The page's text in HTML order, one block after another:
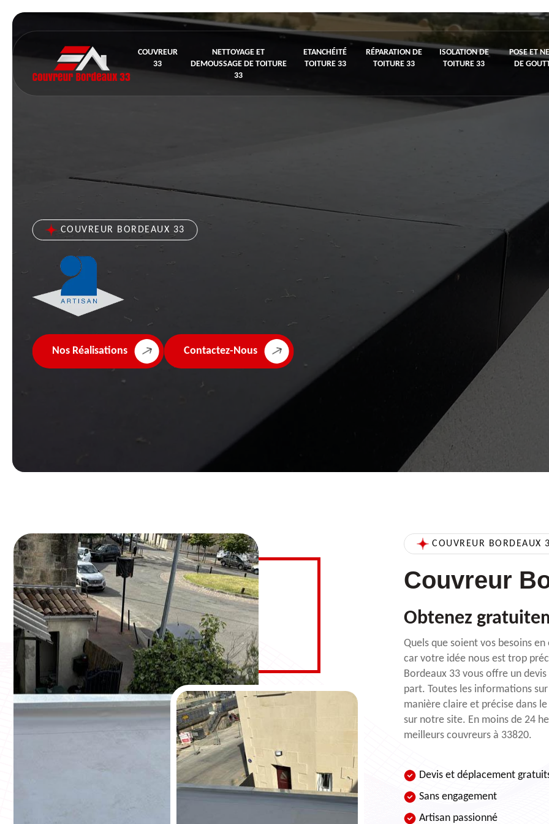
COUVREUR
33
NETTOYAGE ET
DEMOUSSAGE DE TOITURE
33
ETANCHÉITÉ
TOITURE 33
RÉPARATION DE
TOITURE 33
ISOLATION DE
TOITURE 33
POSE ET
DE
COUVREUR BORDEAUX 33
Nos Réalisations Contactez-Nous
COUVREUR BORDEAUX
Couvreur
Obtenez
Quels que soient vos besoins
car votre idée nous est trop
Bordeaux 33 vous offre un
part. Toutes les informations
manière claire et précise dans
sur notre site. En moins de 24
meilleurs couvreurs à 33820.
Devis et déplacement
Sans engagement
Artisan passionné